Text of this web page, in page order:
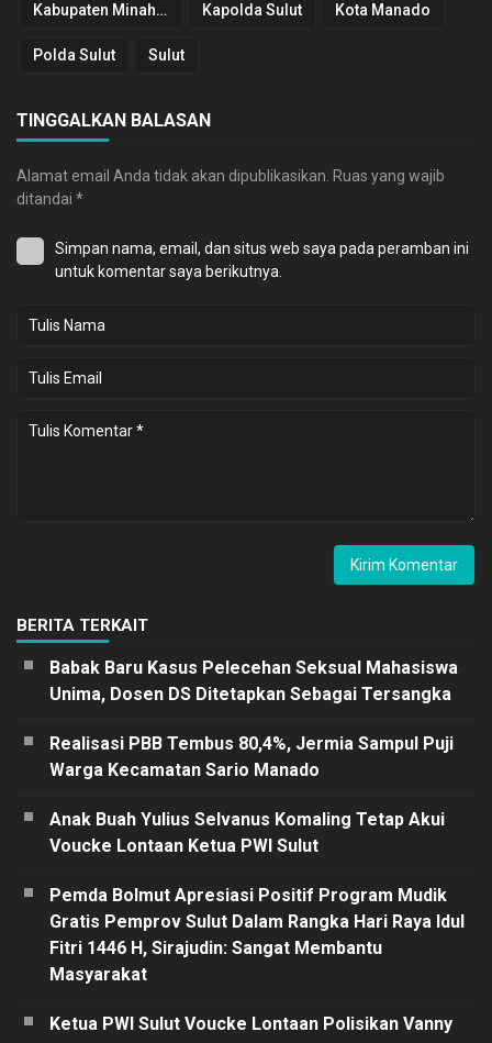
Kabupaten Minahasa Kapolda Sulut Kota Manado
Polda Sulut Sulut
TINGGALKAN BALASAN
Alamat email Anda tidak akan dipublikasikan. Ruas yang wajib
ditandai *
Simpan nama, email, dan situs web saya pada peramban ini
untuk komentar saya berikutnya.
BERITA TERKAIT
Babak Baru Kasus Pelecehan Seksual Mahasiswa
Unima, Dosen DS Ditetapkan Sebagai Tersangka
Realisasi PBB Tembus 80,4%, Jermia Sampul Puji
Warga Kecamatan Sario Manado
Anak Buah Yulius Selvanus Komaling Tetap Akui
Voucke Lontaan Ketua PWI Sulut
Pemda Bolmut Apresiasi Positif Program Mudik
Gratis Pemprov Sulut Dalam Rangka Hari Raya Idul
Fitri 1446 H, Sirajudin: Sangat Membantu
Masyarakat
Ketua PWI Sulut Voucke Lontaan Polisikan Vanny